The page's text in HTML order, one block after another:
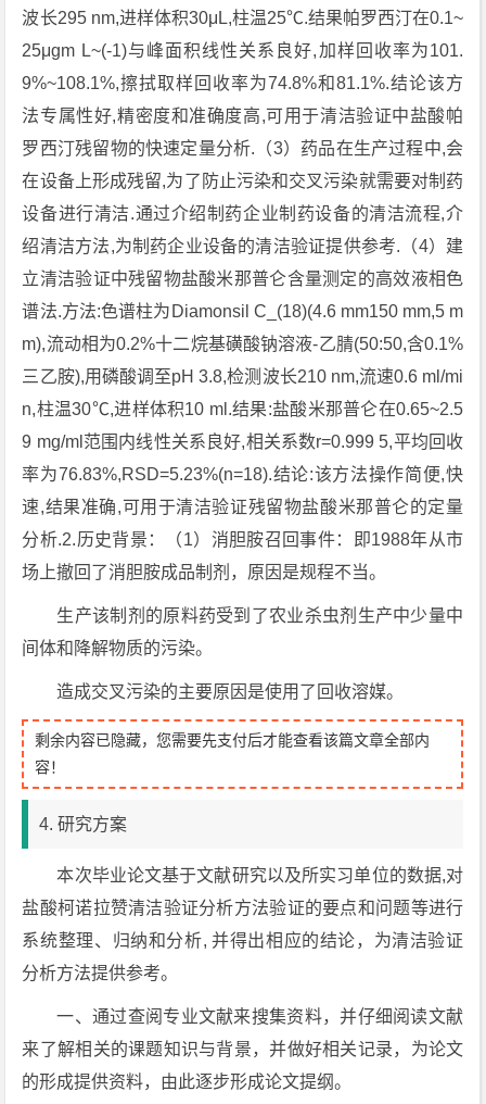
波长295 nm,进样体积30μL,柱温25℃.结果帕罗西汀在0.1~
25μgm L~(-1)与峰面积线性关系良好,加样回收率为101.
9%~108.1%,擦拭取样回收率为74.8%和81.1%.结论该方
法专属性好,精密度和准确度高,可用于清洁验证中盐酸帕
罗西汀残留物的快速定量分析.（3）药品在生产过程中,会
在设备上形成残留,为了防止污染和交叉污染就需要对制药
设备进行清洁.通过介绍制药企业制药设备的清洁流程,介
绍清洁方法,为制药企业设备的清洁验证提供参考.（4）建
立清洁验证中残留物盐酸米那普仑含量测定的高效液相色
谱法.方法:色谱柱为Diamonsil C_(18)(4.6 mm150 mm,5 m
m),流动相为0.2%十二烷基磺酸钠溶液-乙腈(50:50,含0.1%
三乙胺),用磷酸调至pH 3.8,检测波长210 nm,流速0.6 ml/mi
n,柱温30℃,进样体积10 ml.结果:盐酸米那普仑在0.65~2.5
9 mg/ml范围内线性关系良好,相关系数r=0.999 5,平均回收
率为76.83%,RSD=5.23%(n=18).结论:该方法操作简便,快
速,结果准确,可用于清洁验证残留物盐酸米那普仑的定量
分析.2.历史背景：（1）消胆胺召回事件：即1988年从市
场上撤回了消胆胺成品制剂，原因是规程不当。
生产该制剂的原料药受到了农业杀虫剂生产中少量中
间体和降解物质的污染。
造成交叉污染的主要原因是使用了回收溶媒。
剩余内容已隐藏，您需要先支付后才能查看该篇文章全部内
容！
4. 研究方案
本次毕业论文基于文献研究以及所实习单位的数据,对
盐酸柯诺拉赞清洁验证分析方法验证的要点和问题等进行
系统整理、归纳和分析, 并得出相应的结论，为清洁验证
分析方法提供参考。
一、通过查阅专业文献来搜集资料，并仔细阅读文献
来了解相关的课题知识与背景，并做好相关记录，为论文
的形成提供资料，由此逐步形成论文提纲。